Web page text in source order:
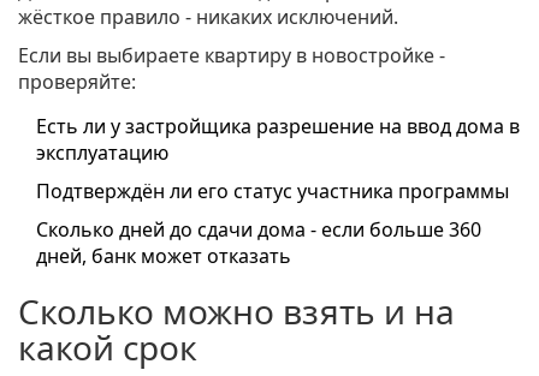
жёсткое правило - никаких исключений.
Если вы выбираете квартиру в новостройке -
проверяйте:
Есть ли у застройщика разрешение на ввод дома в
эксплуатацию
Подтверждён ли его статус участника программы
Сколько дней до сдачи дома - если больше 360
дней, банк может отказать
Сколько можно взять и на
какой срок